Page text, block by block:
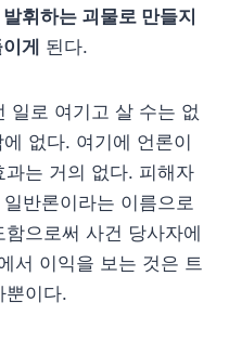
휘하는 괴물로 만들지
게 된다.
일로 여기고 살 수는 없
없다. 여기에 언론이
는 거의 없다. 피해자
반론이라는 이름으로
으로써 사건 당사자에
서 이익을 보는 것은 트
뿐이다.